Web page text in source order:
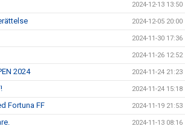
2024-12-13 13:50
2024-12-05 20:00
2024-11-30 17:36
2024-11-26 12:52
2024 2024-11-24 21:23
2024-11-24 15:18
Fortuna FF 2024-11-19 21:53
2024-11-13 08:16